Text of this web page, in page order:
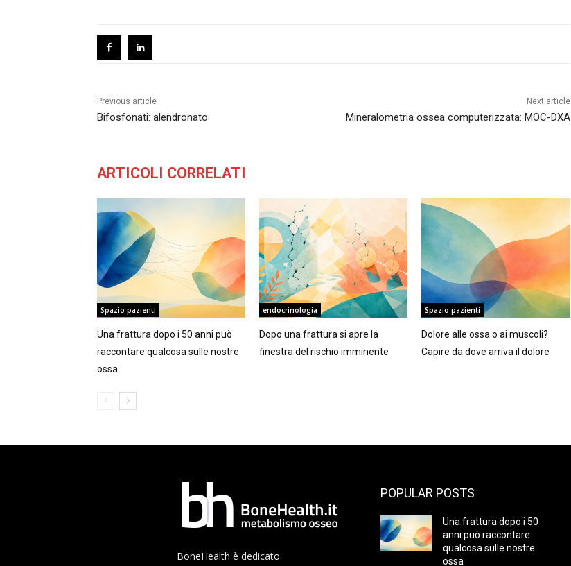
Previous article
Bifosfonati: alendronato
Next article
Mineralometria ossea computerizzata: MOC-DXA
ARTICOLI CORRELATI
Spazio pazienti
Una frattura dopo i 50 anni può
raccontare qualcosa sulle nostre
ossa
endocrinologia
Dopo una frattura si apre la
finestra del rischio imminente
Spazio pazienti
Dolore alle ossa o ai muscoli?
Capire da dove arriva il dolore
BoneHealth è dedicato
POPULAR POSTS
Una frattura dopo i 50
anni può raccontare
qualcosa sulle nostre
ossa